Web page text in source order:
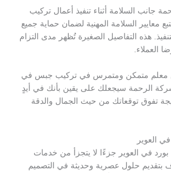
جانب السلامة أثناء تنفيذ أعمال تركيب
معايير السلامة المهنية لضمان حماية جميع
هذه التفاصيل الصغيرة تُظهر مدى التزام
العملاء.
معلم متمكن ومتمرس في تركيب جبس في
شركة الرحمة سيجعلك على يقين بأنك في أيدٍ
تفوق توقعاتك من حيث الجمال والدقة
العوير
في العوير جزءًا لا يتجزأ من خدمات
بتقديم حلول عصرية وحديثة في التصميم